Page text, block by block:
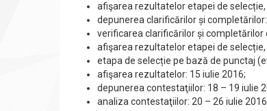
afişarea rezultatelor etapei de
depunerea clarificărilor și
verificarea clarificărilor și completărilor
afişarea rezultatelor etapei de
etapa de selecție pe bază de punctaj
afişarea rezultatelor: 15 iulie 2016;
depunerea contestaţiilor: 18 – 19 iulie
analiza contestaţiilor: 20 – 26 iulie